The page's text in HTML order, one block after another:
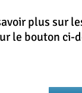
plus sur
le bouton ci-